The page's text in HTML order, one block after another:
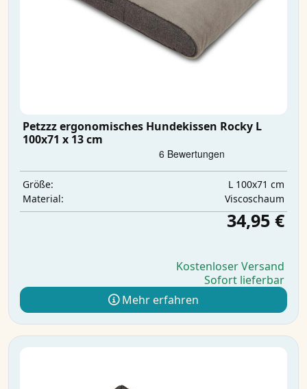
Petzzz ergonomisches Hundekissen Rocky L
100x71 x 13 cm
Größe:
L 100x71 cm
Material:
Viscoschaum
34,95 €
Kostenloser Versand
Sofort lieferbar
Mehr erfahren